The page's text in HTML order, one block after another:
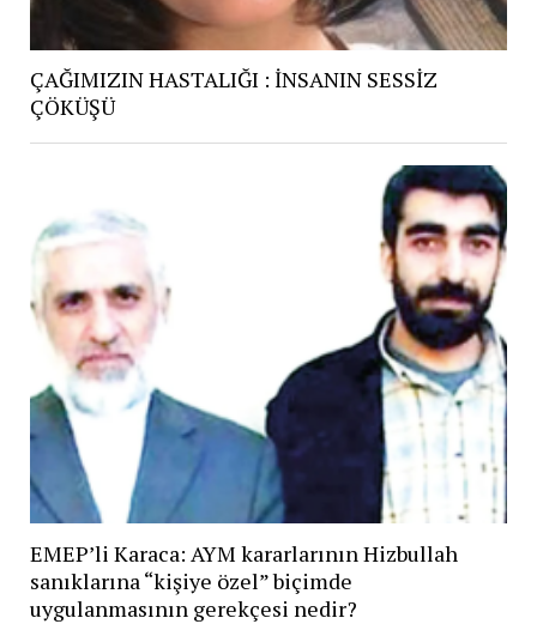
ÇAĞIMIZIN HASTALIĞI : İNSANIN SESSİZ
ÇÖKÜŞÜ
EMEP’li Karaca: AYM kararlarının Hizbullah
sanıklarına “kişiye özel” biçimde
uygulanmasının gerekçesi nedir?